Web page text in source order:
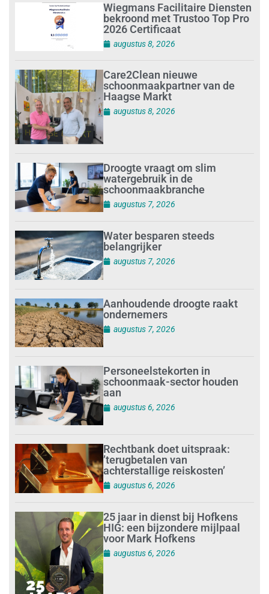
Wiegmans Facilitaire Diensten
bekroond met Trustoo Top Pro
2026 Certificaat
augustus 8, 2026
Care2Clean nieuwe
schoonmaakpartner van de
Haagse Markt
augustus 8, 2026
Droogte vraagt om slim
watergebruik in de
schoonmaakbranche
augustus 7, 2026
Water besparen steeds
belangrijker
augustus 7, 2026
Aanhoudende droogte raakt
ondernemers
augustus 7, 2026
Personeelstekorten in
schoonmaak-sector houden
aan
augustus 6, 2026
Rechtbank doet uitspraak:
’terugbetalen van
achterstallige reiskosten’
augustus 6, 2026
25 jaar in dienst bij Hofkens
HIG: een bijzondere mijlpaal
voor Mark Hofkens
augustus 6, 2026